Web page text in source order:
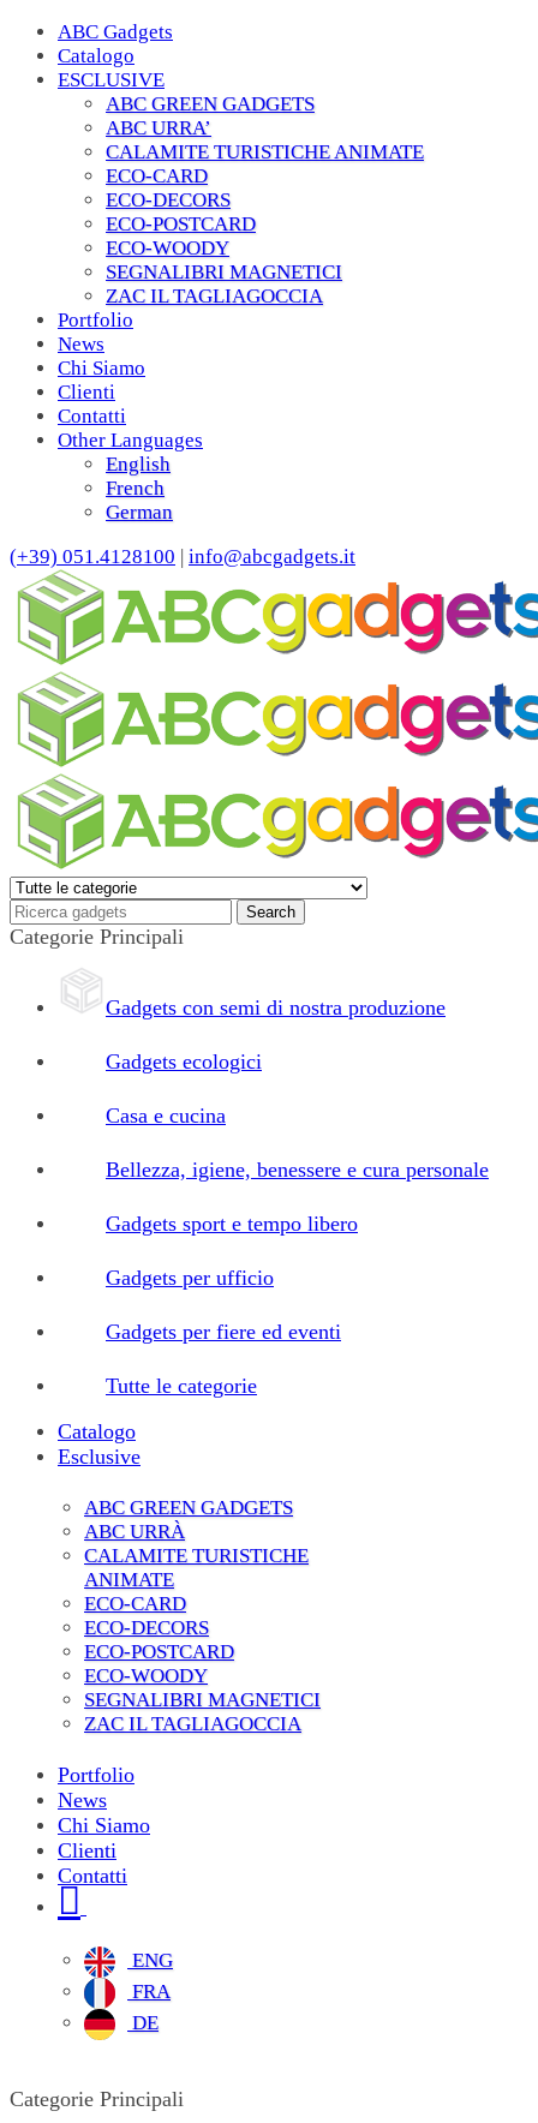
ABC Gadgets
Catalogo
ESCLUSIVE
ABC GREEN GADGETS
ABC URRA’
CALAMITE TURISTICHE ANIMATE
ECO-CARD
ECO-DECORS
ECO-POSTCARD
ECO-WOODY
SEGNALIBRI MAGNETICI
ZAC IL TAGLIAGOCCIA
Portfolio
News
Chi Siamo
Clienti
Contatti
Other Languages
English
French
German
(+39) 051.4128100 | info@abcgadgets.it
Categorie Principali
Gadgets con semi di nostra produzione
Gadgets ecologici
Casa e cucina
Bellezza, igiene, benessere e cura personale
Gadgets sport e tempo libero
Gadgets per ufficio
Gadgets per fiere ed eventi
Tutte le categorie
Catalogo
Esclusive
ABC GREEN GADGETS
ABC URRÀ
CALAMITE TURISTICHE
ANIMATE
ECO-CARD
ECO-DECORS
ECO-POSTCARD
ECO-WOODY
SEGNALIBRI MAGNETICI
ZAC IL TAGLIAGOCCIA
Portfolio
News
Chi Siamo
Clienti
Contatti
ENG
FRA
DE
Categorie Principali